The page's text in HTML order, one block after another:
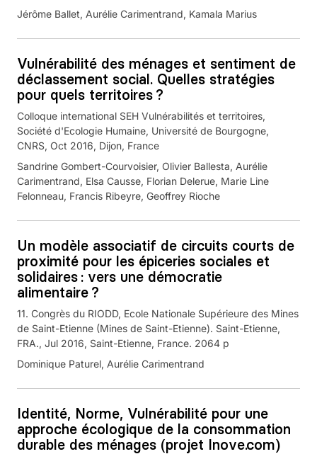
Jérôme Ballet, Aurélie Carimentrand, Kamala Marius
Vulnérabilité des ménages et sentiment de
déclassement social. Quelles stratégies
pour quels territoires ?
Colloque international SEH Vulnérabilités et territoires,
Société d'Ecologie Humaine, Université de Bourgogne,
CNRS, Oct 2016, Dijon, France
Sandrine Gombert-Courvoisier, Olivier Ballesta, Aurélie
Carimentrand, Elsa Causse, Florian Delerue, Marie Line
Felonneau, Francis Ribeyre, Geoffrey Rioche
Un modèle associatif de circuits courts de
proximité pour les épiceries sociales et
solidaires : vers une démocratie
alimentaire ?
11. Congrès du RIODD, Ecole Nationale Supérieure des Mines
de Saint-Etienne (Mines de Saint-Etienne). Saint-Etienne,
FRA., Jul 2016, Saint-Etienne, France. 2064 p
Dominique Paturel, Aurélie Carimentrand
Identité, Norme, Vulnérabilité pour une
approche écologique de la consommation
durable des ménages (projet Inove.com)